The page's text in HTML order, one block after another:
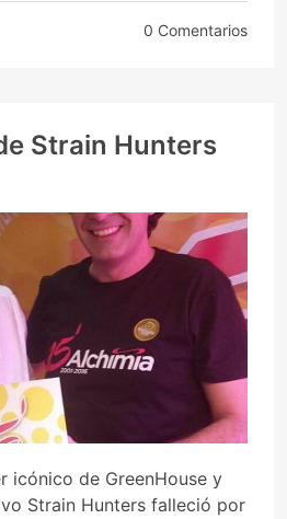
0 Comentarios
Strain Hunters
icónico de GreenHouse y
Strain Hunters falleció por